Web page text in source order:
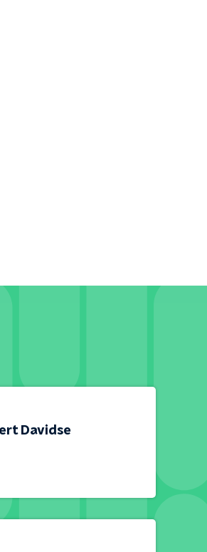
Davidse